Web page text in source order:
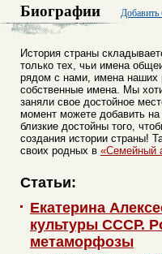
Биографии
История страны
только тех, чьи имена
рядом с нами, имена наших
собственные имена. Мы
заняли свое достойное
момент можете добавить
близкие достойны того,
создания истории страны!
своих родных в «Семейный
Статьи:
Екатерина
культуры СССР.
метаморфозы